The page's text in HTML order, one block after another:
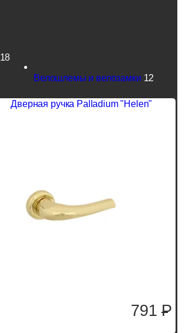
18
Велошлемы и велозамки 12
Дверная ручка Palladium "Helen"
791P